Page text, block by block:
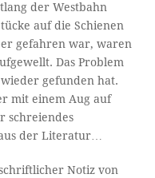
der Westbahn
auf die Schienen
gefahren war, waren
Das Problem
gefunden hat.
mit einem Aug auf
schreiendes
der Literatur…
Notiz von